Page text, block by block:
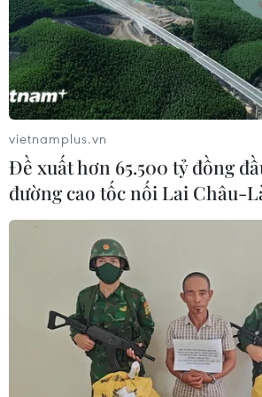
Vu Lan báo hiếu là nét đẹp
thống của người Việt
08/08/2022 03:32
vietnamplus.vn
Đề xuất hơn 65.500 tỷ đồng
đường cao tốc nối Lai Châu-